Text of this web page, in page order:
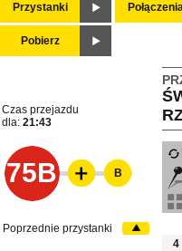
Przystanki
Pobierz
Czas przejazdu
dla: 21:43
75B
4
B
Poprzednie przystanki